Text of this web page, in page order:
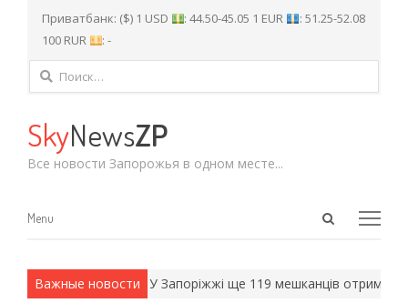
Приватбанк: ($) 1 USD : 44.50-45.05 1 EUR
: 51.25-52.08
100 RUR
: -
Найти:
SkyNewsZP
Все новости Запорожья в одном месте...
Open
Menu
Menu
Важные новости
методы. У Запоріжжі ще 119 мешканців